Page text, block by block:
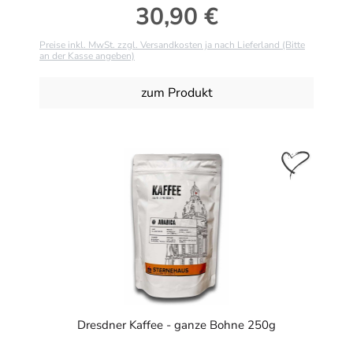
Regulärer Preis:
30,90 €
Preise inkl. MwSt. zzgl. Versandkosten ja nach Lieferland (Bitte
an der Kasse angeben)
zum Produkt
Dresdner Kaffee - ganze Bohne 250g